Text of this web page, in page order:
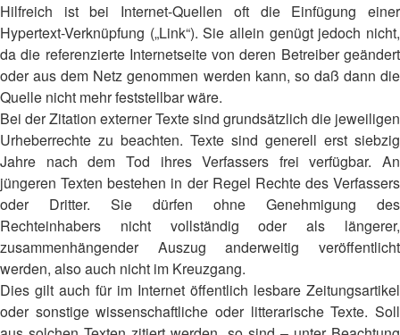
Hilfreich ist bei Internet-Quellen oft die Einfügung einer
Hypertext-Verknüpfung („Link“). Sie allein genügt jedoch nicht,
da die referenzierte Internetseite von deren Betreiber geändert
oder aus dem Netz genommen werden kann, so daß dann die
Quelle nicht mehr feststellbar wäre.
Bei der Zitation externer Texte sind grundsätzlich die jeweiligen
Urheberrechte zu beachten. Texte sind generell erst siebzig
Jahre nach dem Tod ihres Verfassers frei verfügbar. An
jüngeren Texten bestehen in der Regel Rechte des Verfassers
oder Dritter. Sie dürfen ohne Genehmigung des
Rechteinhabers nicht vollständig oder als längerer,
zusammenhängender Auszug anderweitig veröffentlicht
werden, also auch nicht im Kreuzgang.
Dies gilt auch für im Internet öffentlich lesbare Zeitungsartikel
oder sonstige wissenschaftliche oder litterarische Texte. Soll